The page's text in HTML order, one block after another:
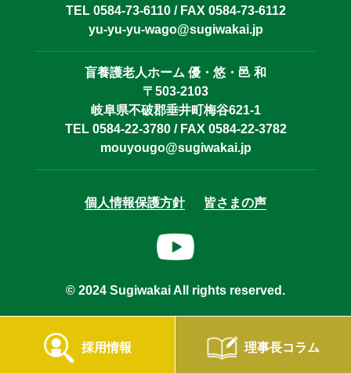
採用情報 理事長コラム
TEL 0584-73-6110 / FAX 0584-73-6112
yu-yu-yu-wago@sugiwakai.jp
盲養護老人ホーム 優・悠・邑 和
〒503-2103
岐阜県不破郡垂井町梅谷621-1
TEL 0584-22-3780 / FAX 0584-22-3782
mouyougo@sugiwakai.jp
個人情報保護方針 皆さまの声
© 2024 Sugiwakai All rights reserved.